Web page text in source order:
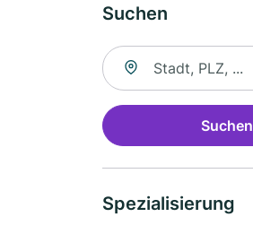
Suchen
Suche nach Ort
Suchen
Spezialisierung